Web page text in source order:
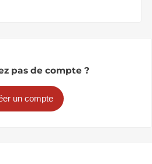
pas de compte ?
un compte